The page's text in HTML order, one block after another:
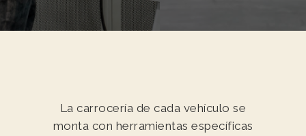
La carrocería de cada vehículo se
monta con herramientas específicas